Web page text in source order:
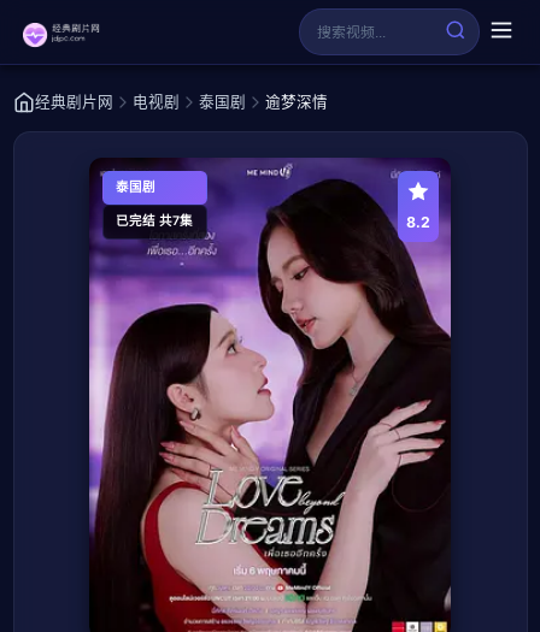
经典剧片网 电视剧 泰国剧 逾梦深情
泰国剧
已完结 共7集 8.2